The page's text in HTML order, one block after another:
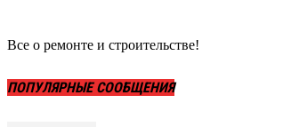
Все о ремонте и строительстве!
ПОПУЛЯРНЫЕ СООБЩЕНИЯ